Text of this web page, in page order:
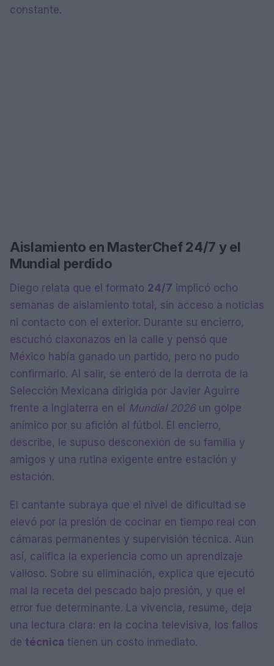
constante.
Aislamiento en MasterChef 24/7 y el
Mundial perdido
Diego relata que el formato 24/7 implicó ocho
semanas de aislamiento total, sin acceso a noticias
ni contacto con el exterior. Durante su encierro,
escuchó claxonazos en la calle y pensó que
México había ganado un partido, pero no pudo
confirmarlo. Al salir, se enteró de la derrota de la
Selección Mexicana dirigida por Javier Aguirre
frente a Inglaterra en el Mundial 2026un golpe
anímico por su afición al fútbol. El encierro,
describe, le supuso desconexión de su familia y
amigos y una rutina exigente entre estación y
estación.
El cantante subraya que el nivel de dificultad se
elevó por la presión de cocinar en tiempo real con
cámaras permanentes y supervisión técnica. Aun
así, califica la experiencia como un aprendizaje
valioso. Sobre su eliminación, explica que ejecutó
mal la receta del pescado bajo presión, y que el
error fue determinante. La vivencia, resume, deja
una lectura clara: en la cocina televisiva, los fallos
de técnica tienen un costo inmediato.